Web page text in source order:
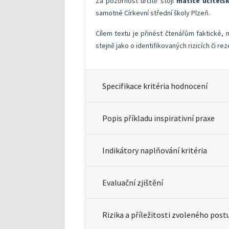
samotné Církevní střední školy Plzeň.
Cílem textu je přinést čtenářům faktické,
stejně jako o identifikovaných rizicích či
Specifikace kritéria hodnocení
Popis příkladu inspirativní praxe
Indikátory naplňování kritéria
Evaluační zjištění
Rizika a příležitosti zvoleného